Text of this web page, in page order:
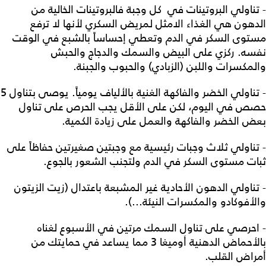
- تناولي البروتينات في كل وجبة فالبروتينات الخالية من
الدهون هي الغذاء الامثل لمريض السكري لأنها لا ترفع
مستوى السكر في الدم وتعطي إحساساً بالشبع في الوقت
نفسه. ركزي على البيض والسمك والدجاج والحبش
والمكسرات واللبن (الزبادي) والحبوب والجبنة.
- تناولي الخضر والفاكهة الغنية بالألياف يومياً. يوصى بتناول 5
حصص في اليوم، لكن على الأقل يجب الحرص على تناول
بعض الخضر والفاكهة والعمل على زيادة الكمية.
- تناولي ثلاث وجبات رئيسية مع وجبتين صغيرتين حفاظاً على
ثبات مستوى السكر في الدم ولتجنب الشعور بالجوع.
- تناولي الدهون الأحادية غير المشبعة باعتدال (زيت الزيتون
والأفوكادو والمكسرات النيئة...).
- احرصي على تناول السمك مرتين في الأسبوع لغناه
بالأحماض الدهنية أوميغا 3 مما يساعد في حمايتك من
أمراض القلب.